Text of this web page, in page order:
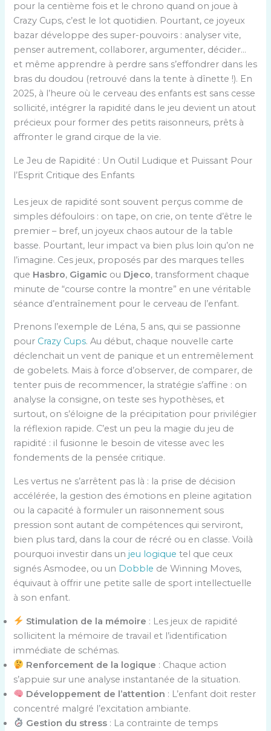
pour la centième fois et le chrono quand on joue à
Crazy Cups, c’est le lot quotidien. Pourtant, ce joyeux
bazar développe des super-pouvoirs : analyser vite,
penser autrement, collaborer, argumenter, décider…
et même apprendre à perdre sans s’effondrer dans les
bras du doudou (retrouvé dans la tente à dînette !). En
2025, à l’heure où le cerveau des enfants est sans cesse
sollicité, intégrer la rapidité dans le jeu devient un atout
précieux pour former des petits raisonneurs, prêts à
affronter le grand cirque de la vie.
Le Jeu de Rapidité : Un Outil Ludique et Puissant Pour
l’Esprit Critique des Enfants
Les jeux de rapidité sont souvent perçus comme de
simples défouloirs : on tape, on crie, on tente d’être le
premier – bref, un joyeux chaos autour de la table
basse. Pourtant, leur impact va bien plus loin qu’on ne
l’imagine. Ces jeux, proposés par des marques telles
que Hasbro, Gigamic ou Djeco, transforment chaque
minute de “course contre la montre” en une véritable
séance d’entraînement pour le cerveau de l’enfant.
Prenons l’exemple de Léna, 5 ans, qui se passionne
pour Crazy Cups. Au début, chaque nouvelle carte
déclenchait un vent de panique et un entremêlement
de gobelets. Mais à force d’observer, de comparer, de
tenter puis de recommencer, la stratégie s’affine : on
analyse la consigne, on teste ses hypothèses, et
surtout, on s’éloigne de la précipitation pour privilégier
la réflexion rapide. C’est un peu la magie du jeu de
rapidité : il fusionne le besoin de vitesse avec les
fondements de la pensée critique.
Les vertus ne s’arrêtent pas là : la prise de décision
accélérée, la gestion des émotions en pleine agitation
ou la capacité à formuler un raisonnement sous
pression sont autant de compétences qui serviront,
bien plus tard, dans la cour de récré ou en classe. Voilà
pourquoi investir dans un jeu logique tel que ceux
signés Asmodee, ou un Dobble de Winning Moves,
équivaut à offrir une petite salle de sport intellectuelle
à son enfant.
Stimulation de la mémoire : Les jeux de rapidité
sollicitent la mémoire de travail et l’identification
immédiate de schémas.
Renforcement de la logique : Chaque action
s’appuie sur une analyse instantanée de la situation.
Développement de l’attention : L’enfant doit rester
concentré malgré l’excitation ambiante.
Gestion du stress : La contrainte de temps